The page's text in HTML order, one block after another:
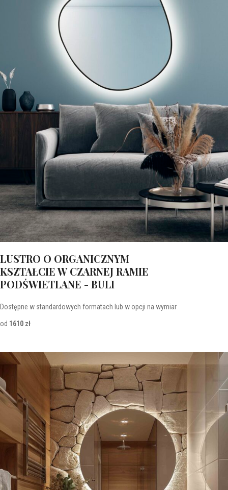
LUSTRO O ORGANICZNYM
KSZTAŁCIE W CZARNEJ RAMIE
PODŚWIETLANE - BULI
Dostępne w standardowych formatach lub w opcji na wymiar
od 1610 zł